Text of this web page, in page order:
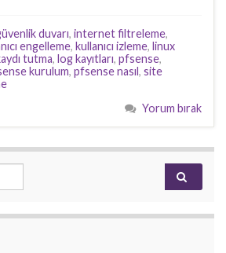
duvarı, internet filtreleme,
engelleme, kullanıcı izleme, linux
tutma, log kayıtları, pfsense,
kurulum, pfsense nasıl, site
Yorum bırak